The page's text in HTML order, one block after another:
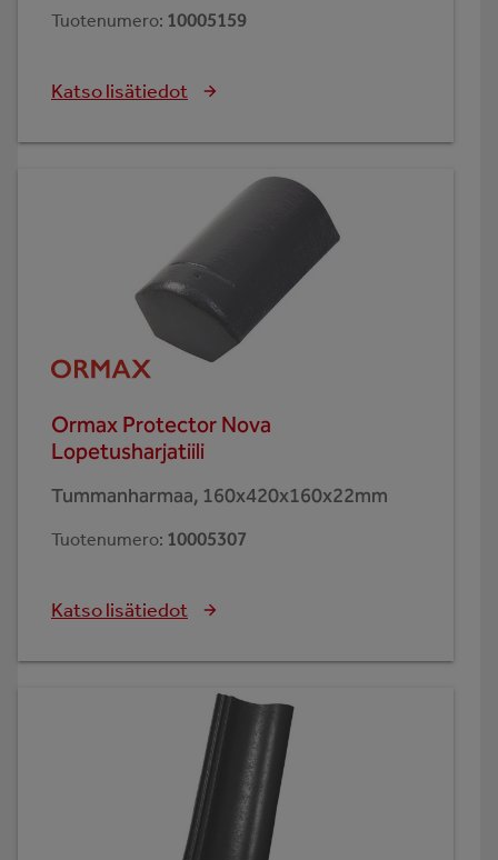
Tuotenumero: 10005159
Katso lisätiedot
Ormax Protector Nova
Lopetusharjatiili
Tummanharmaa, 160x420x160x22mm
Tuotenumero: 10005307
Katso lisätiedot